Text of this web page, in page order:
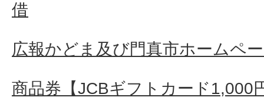
借
広報かどま及び門真市ホームペ
商品券【JCBギフトカード1,000